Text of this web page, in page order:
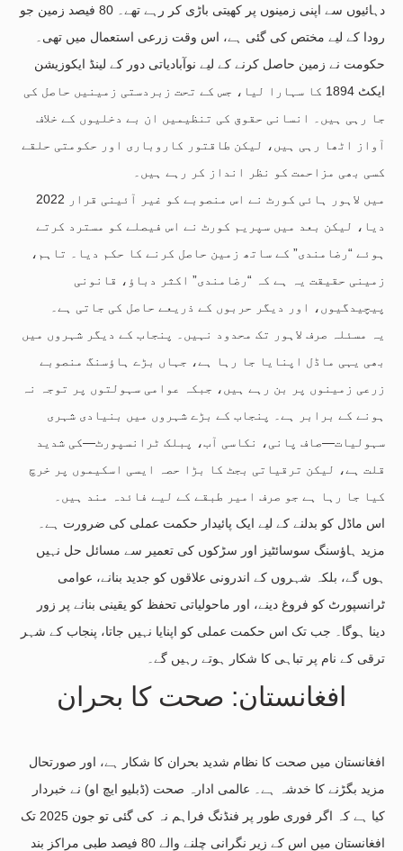
دہائیوں سے اپنی زمینوں پر کھیتی باڑی کر رہے تھے۔ 80 فیصد زمین جو
رودا کے لیے مختص کی گئی ہے، اس وقت زرعی استعمال میں تھی۔
حکومت نے زمین حاصل کرنے کے لیے نوآبادیاتی دور کے لینڈ ایکوزیشن
ایکٹ 1894 کا سہارا لیا، جس کے تحت زبردستی زمینیں حاصل کی
جا رہی ہیں۔ انسانی حقوق کی تنظیمیں ان بے دخلیوں کے خلاف
آواز اٹھا رہی ہیں، لیکن طاقتور کاروباری اور حکومتی حلقے
کسی بھی مزاحمت کو نظر انداز کر رہے ہیں۔
2022 میں لاہور ہائی کورٹ نے اس منصوبے کو غیر آئینی قرار
دیا، لیکن بعد میں سپریم کورٹ نے اس فیصلے کو مسترد کرتے
ہوئے “رضامندی” کے ساتھ زمین حاصل کرنے کا حکم دیا۔ تاہم،
زمینی حقیقت یہ ہے کہ “رضامندی” اکثر دباؤ، قانونی
پیچیدگیوں، اور دیگر حربوں کے ذریعے حاصل کی جاتی ہے۔
یہ مسئلہ صرف لاہور تک محدود نہیں۔ پنجاب کے دیگر شہروں میں
بھی یہی ماڈل اپنایا جا رہا ہے، جہاں بڑے ہاؤسنگ منصوبے
زرعی زمینوں پر بن رہے ہیں، جبکہ عوامی سہولتوں پر توجہ نہ
ہونے کے برابر ہے۔ پنجاب کے بڑے شہروں میں بنیادی شہری
سہولیات—صاف پانی، نکاسی آب، پبلک ٹرانسپورٹ—کی شدید
قلت ہے، لیکن ترقیاتی بجٹ کا بڑا حصہ ایسی اسکیموں پر خرچ
کیا جا رہا ہے جو صرف امیر طبقے کے لیے فائدہ مند ہیں۔
اس ماڈل کو بدلنے کے لیے ایک پائیدار حکمت عملی کی ضرورت ہے۔
مزید ہاؤسنگ سوسائٹیز اور سڑکوں کی تعمیر سے مسائل حل نہیں
ہوں گے، بلکہ شہروں کے اندرونی علاقوں کو جدید بنانے، عوامی
ٹرانسپورٹ کو فروغ دینے، اور ماحولیاتی تحفظ کو یقینی بنانے پر زور
دینا ہوگا۔ جب تک اس حکمت عملی کو اپنایا نہیں جاتا، پنجاب کے شہر
ترقی کے نام پر تباہی کا شکار ہوتے رہیں گے۔
افغانستان: صحت کا بحران
افغانستان میں صحت کا نظام شدید بحران کا شکار ہے، اور صورتحال
مزید بگڑنے کا خدشہ ہے۔ عالمی ادارہ صحت (ڈبلیو ایچ او) نے خبردار
کیا ہے کہ اگر فوری طور پر فنڈنگ فراہم نہ کی گئی تو جون 2025 تک
افغانستان میں اس کے زیر نگرانی چلنے والے 80 فیصد طبی مراکز بند